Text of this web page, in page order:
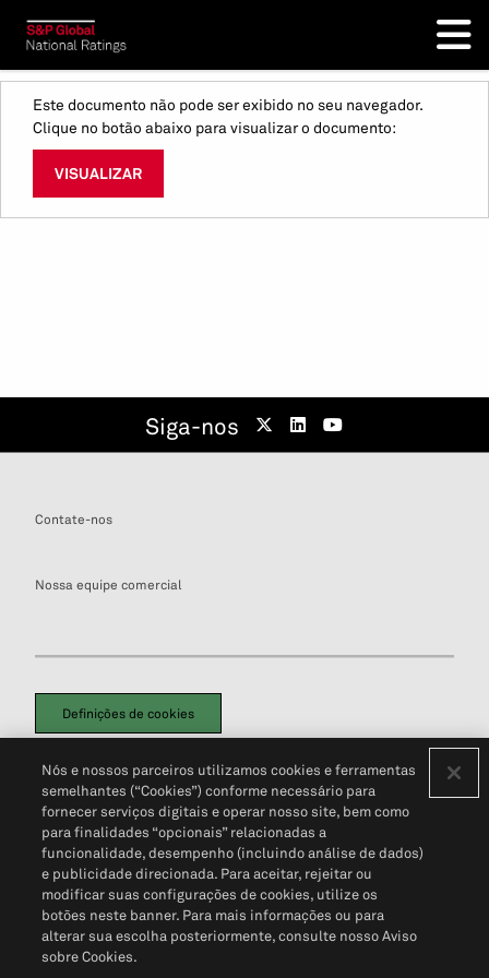
Este documento não pode ser exibido no seu navegador.
Clique no botão abaixo para visualizar o documento:
VISUALIZAR
Siga-nos
Contate-nos
Nossa equipe comercial
Definições de cookies
Política de PrivacidadePortal de privacidade do cliente (em inglês)
Não Venda Minhas Informações Pessoais© 2026 S&P Global
Nós e nossos parceiros utilizamos cookies e ferramentas
semelhantes (“Cookies”) conforme necessário para
fornecer serviços digitais e operar nosso site, bem como
para finalidades “opcionais” relacionadas a
funcionalidade, desempenho (incluindo análise de dados)
e publicidade direcionada. Para aceitar, rejeitar ou
modificar suas configurações de cookies, utilize os
botões neste banner. Para mais informações ou para
alterar sua escolha posteriormente, consulte nosso Aviso
sobre Cookies.